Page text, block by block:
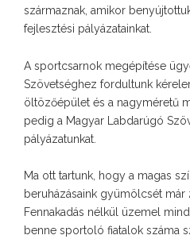
származnak, amikor
fejlesztési pályázatainkat.
A sportcsarnok megépítése
Szövetséghez fordultunk
öltözőépület és a nagyméretű
pedig a Magyar Labdarúgó
pályázatunkat.
Ma ott tartunk, hogy a magas
beruházásaink gyümölcsét már
Fennakadás nélkül üzemel
benne sportoló fiatalok száma